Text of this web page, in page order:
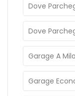
Dove
Dove
Garage A
Garage